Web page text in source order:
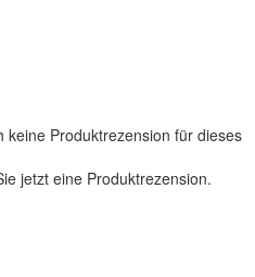
keine Produktrezension für dieses
jetzt eine Produktrezension.